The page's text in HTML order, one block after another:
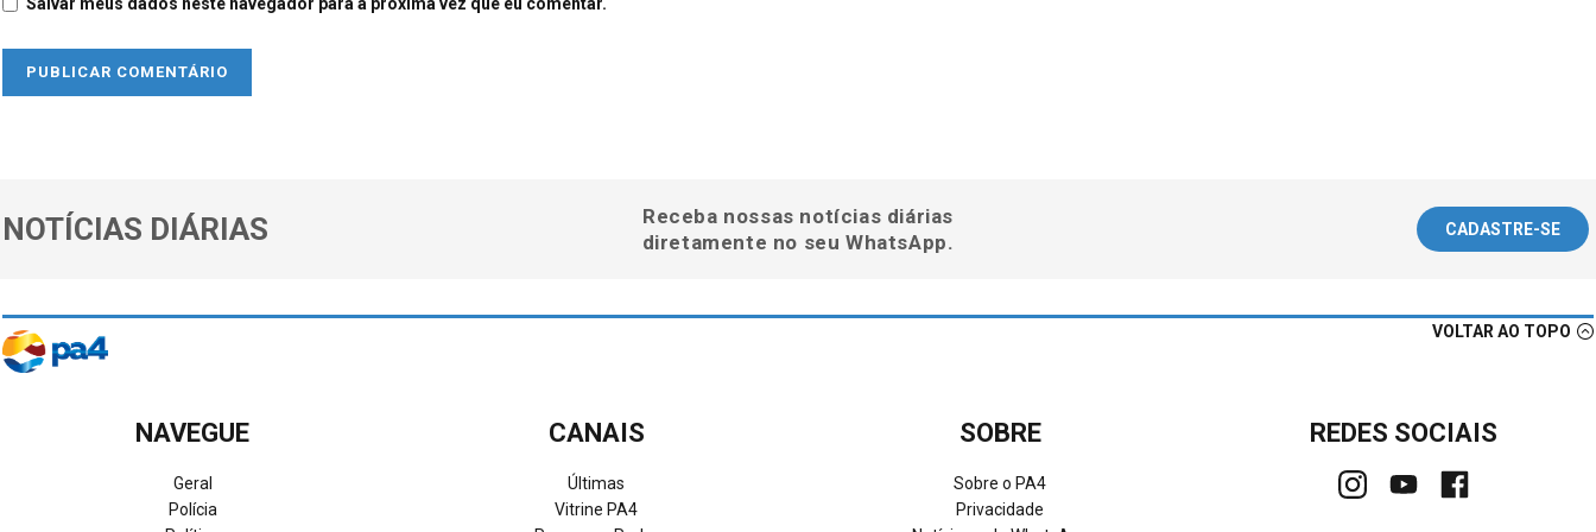
NOTÍCIAS DIÁRIAS
Receba nossas notícias diárias
diretamente no seu WhatsApp.
CADASTRE-SE
VOLTAR AO TOPO
NAVEGUE
Geral
Polícia
CANAIS
Últimas
Vitrine PA4
SOBRE
Sobre o PA4
Privacidade
REDES SOCIAIS